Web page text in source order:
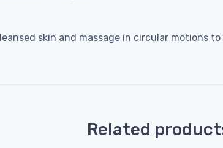
skin and massage in circular
Related